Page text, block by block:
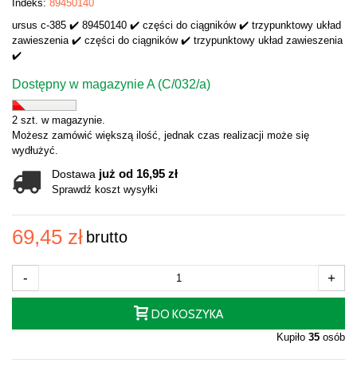
Indeks: 89450140
ursus c-385 ✔️ 89450140 ✔️ części do ciągników ✔️ trzypunktowy układ
zawieszenia ✔️ części do ciągników ✔️ trzypunktowy układ zawieszenia
✔️
Dostępny w magazynie A (C/032/a)
2 szt. w magazynie.
Możesz zamówić większą ilość, jednak czas realizacji może się
wydłużyć.
Dostawa już od 16,95 zł
Sprawdź koszt wysyłki
69,45 zł brutto
- +
DO KOSZYKA
Kupiło 35 osób